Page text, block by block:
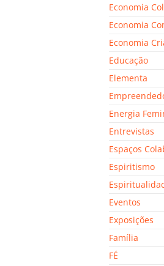
Economia
Economia
Economia
Educação
Elementa
Energia
Entrevistas
Espaços
Espiritismo
Eventos
Exposições
Família
FÉ